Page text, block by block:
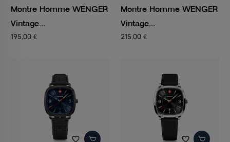
Montre Homme WENGER
Vintage...
195,00 €
Montre Homme WENGER
Vintage...
215,00 €
favorite_border favorite_border